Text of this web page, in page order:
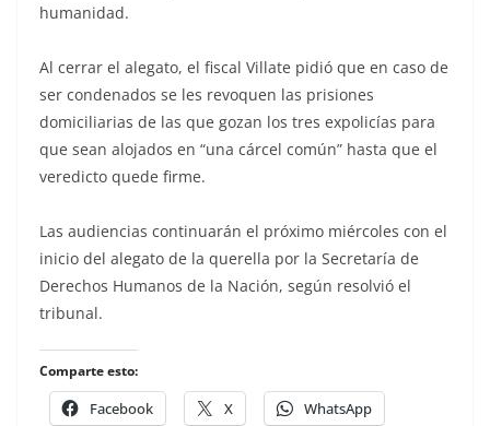
humanidad.
Al cerrar el alegato, el fiscal Villate pidió que en caso de
ser condenados se les revoquen las prisiones
domiciliarias de las que gozan los tres expolicías para
que sean alojados en “una cárcel común” hasta que el
veredicto quede firme.
Las audiencias continuarán el próximo miércoles con el
inicio del alegato de la querella por la Secretaría de
Derechos Humanos de la Nación, según resolvió el
tribunal.
Comparte esto:
Facebook X WhatsApp